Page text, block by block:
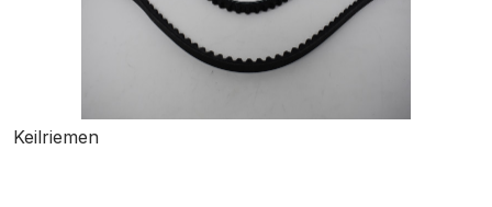
Keilriemen